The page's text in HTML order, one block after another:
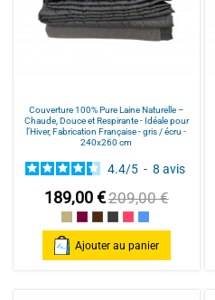
Couverture 100% Pure Laine Naturelle –
Chaude, Douce et Respirante - Idéale pour
l’Hiver, Fabrication Française - gris / écru -
240x260 cm
4.4/5 - 8 avis
189,00 €209,00 €
Ecruprune / écru
chocolat / écru
gris / écru
Fuchsia / écru
Bleu / écru
Ajouter au panier